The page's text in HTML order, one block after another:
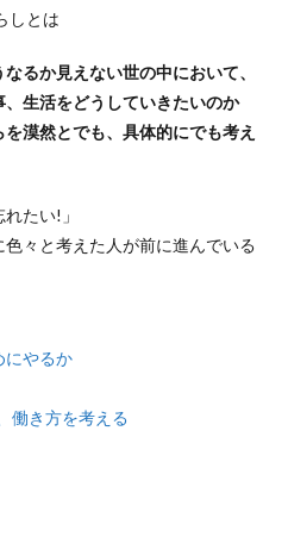
しとは
るか見えない世の中において、
生活をどうしていきたいのか
漠然とでも、具体的にでも考え
たい!」
々と考えた人が前に進んでいる
やるか
働き方を考える